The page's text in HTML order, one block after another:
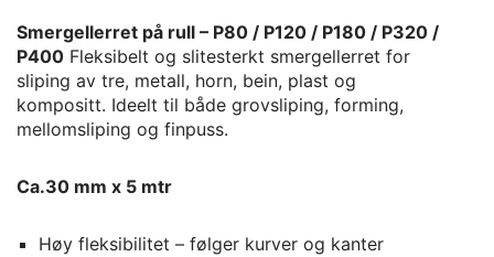
Smergellerret på rull – P80 / P120 / P180 / P320 /
P400 Fleksibelt og slitesterkt smergellerret for
sliping av tre, metall, horn, bein, plast og
kompositt. Ideelt til både grovsliping, forming,
mellomsliping og finpuss.
Ca.30 mm x 5 mtr
Høy fleksibilitet – følger kurver og kanter